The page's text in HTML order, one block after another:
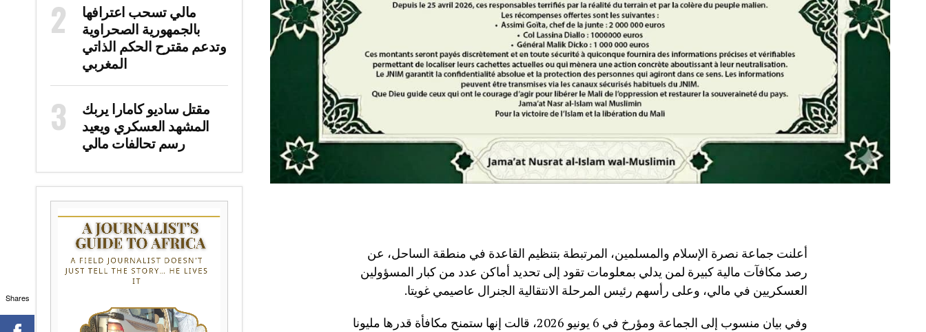
أعلنت جماعة نصرة الإسلام والمسلمين، المرتبطة بتنظيم القاعدة في منطقة الساحل، عن
رصد مكافآت مالية كبيرة لمن يدلي بمعلومات تقود إلى تحديد أماكن عدد من كبار المسؤولين
العسكريين في مالي، وعلى رأسهم رئيس المرحلة الانتقالية الجنرال عاصيمي غويتا.
وفي بيان منسوب إلى الجماعة ومؤرخ في 6 يونيو 2026، قالت إنها ستمنح مكافأة قدرها مليونا
مالي تسحب اعترافها
بالجمهورية الصحراوية
وتدعم مقترح الحكم الذاتي
المغربي
مقتل ساديو كامارا يربك
المشهد العسكري ويعيد
رسم تحالفات مالي
Shares